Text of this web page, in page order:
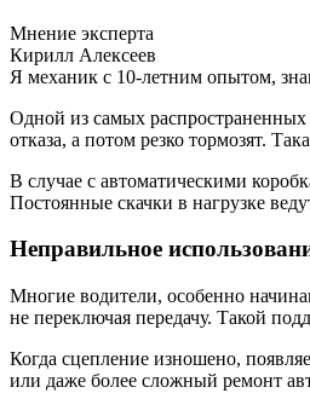
Мнение эксперта
Кирилл Алексеев
Я механик с 10-летним опытом,
Одной из самых распространенных
отказа, а потом резко тормозят.
В случае с автоматическими
Постоянные скачки в нагрузке
Неправильное
Многие водители, особенно
не переключая передачу. Такой
Когда сцепление изношено,
или даже более сложный ремонт